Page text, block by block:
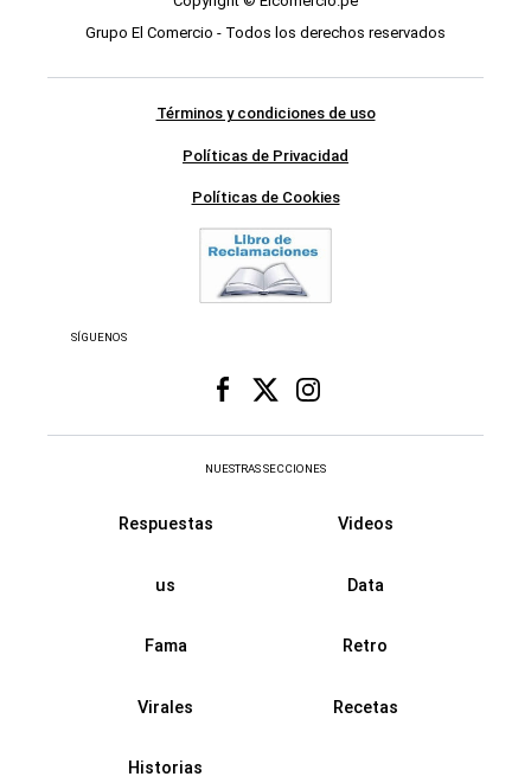
Grupo El Comercio - Todos los derechos reservados
Términos y condiciones de uso
Políticas de Privacidad
Políticas de Cookies
SÍGUENOS
NUESTRAS SECCIONES
Respuestas Videos
us Data
Fama Retro
Virales Recetas
Historias